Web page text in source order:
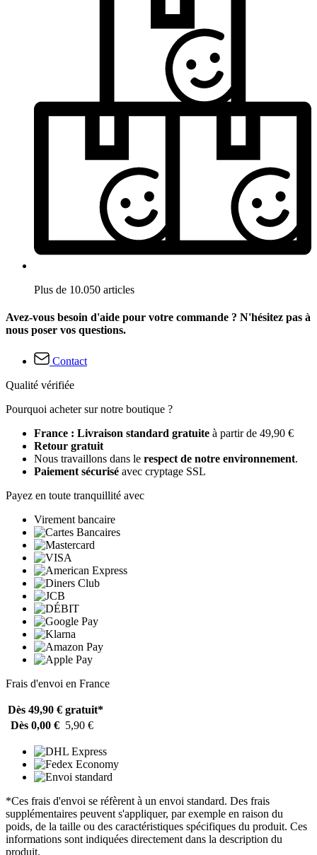
Plus de 10.050 articles
Avez-vous besoin d'aide pour votre commande ? N'hésitez pas à
nous poser vos questions.
Contact
Qualité vérifiée
Pourquoi acheter sur notre boutique ?
France : Livraison standard gratuite à partir de 49,90 €
Retour gratuit
Nous travaillons dans le respect de notre environnement.
Paiement sécurisé avec cryptage SSL
Payez en toute tranquillité avec
Virement bancaire
Frais d'envoi en France
Dès 49,90 € gratuit*
Dès 0,00 € 5,90 €
*Ces frais d'envoi se réfèrent à un envoi standard. Des frais
supplémentaires peuvent s'appliquer, par exemple en raison du
poids, de la taille ou des caractéristiques spécifiques du produit. Ces
informations sont indiquées directement dans la description du
produit.